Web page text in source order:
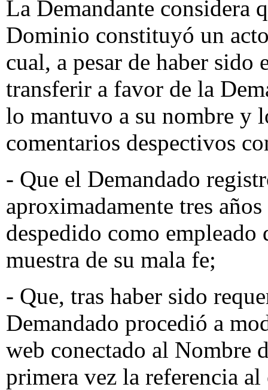
La Demandante considera
Dominio constituyó un
cual, a pesar de haber sido
transferir a favor de la
lo mantuvo a su nombre y
comentarios despectivos
- Que el Demandado
aproximadamente tres
despedido como empleado
muestra de su mala fe;
- Que, tras haber sido
Demandado procedió a
web conectado al Nombre
primera vez la referencia